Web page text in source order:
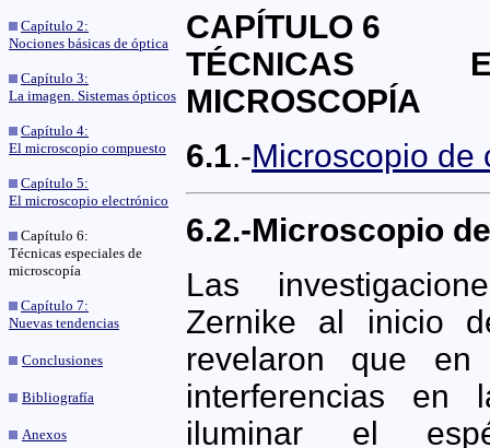
Capítulo 2:
Nociones básicas de óptica
Capítulo 3:
La imagen. Sistemas ópticos
Capítulo 4:
El microscopio compuesto
Capítulo 5:
El microscopio electrónico
Capítulo 6:
Técnicas especiales de
microscopía
Capítulo 7:
Nuevas tendencias
Conclusiones
Bibliografía
Anexos
CAPÍTULO 6
TÉCNICAS
MICROSCOPÍA
6.1.-Microscopio de
6.2.-Microscopio
Las
Zernike al inicio
revelaron que en
interferencias en
iluminar el